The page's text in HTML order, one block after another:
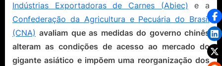
Indústrias Exportadoras de Carnes (Abiec) e a
Confederação da Agricultura e Pecuária do Brasil
(CNA) avaliam que as medidas do governo chinês
alteram as condições de acesso ao mercado do
gigante asiático e impõem uma reorganização dos